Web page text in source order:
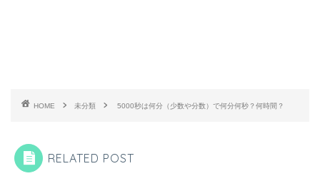
HOME 未分類 5000秒は何分（少数や分数）で何分何秒？何時間？
RELATED POST